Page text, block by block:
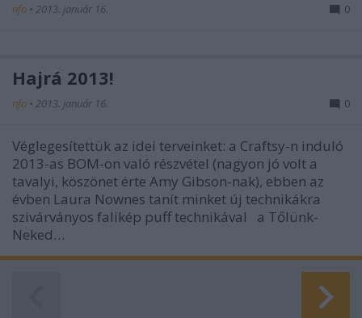
nfo • 2013. január 16. 0
Hajrá 2013!
nfo • 2013. január 16. 0
Véglegesítettük az idei terveinket: a Craftsy-n induló
2013-as BOM-on való részvétel (nagyon jó volt a
tavalyi, köszönet érte Amy Gibson-nak), ebben az
évben Laura Nownes tanít minket új technikákra
szivárványos falikép puff technikával a Tőlünk-
Neked…